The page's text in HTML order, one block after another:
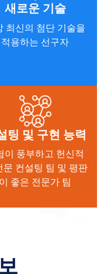
새로운 기술
최신의 첨단 기술을
적용하는 선구자
팅 및 구현 능력
이 풍부하고 헌신적
문 컨설팅 팀 및 평판
이 좋은 전문가 팀